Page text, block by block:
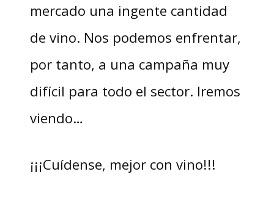
mercado una ingente cantidad
de vino. Nos podemos enfrentar,
por tanto, a una campaña muy
difícil para todo el sector. Iremos
viendo…
¡¡¡Cuídense, mejor con vino!!!